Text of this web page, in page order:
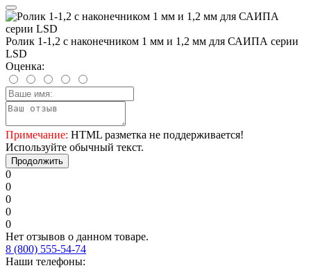
Ролик 1-1,2 с наконечником 1 мм и 1,2 мм для САИПА серии
LSD
Оценка:
Примечание: HTML разметка не поддерживается!
Используйте обычный текст.
Продолжить
0
0
0
0
0
Нет отзывов о данном товаре.
8 (800) 555-54-74
Наши телефоны: